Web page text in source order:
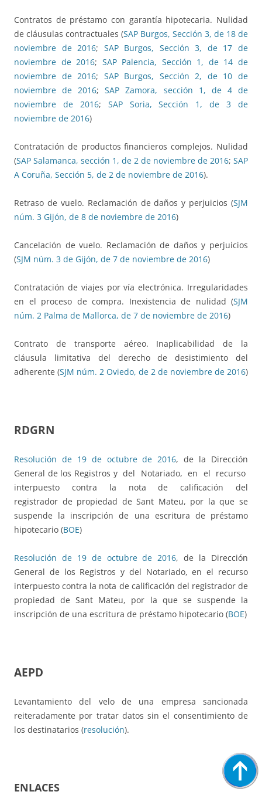
Contratos de préstamo con garantía hipotecaria. Nulidad
de cláusulas contractuales (SAP Burgos, Sección 3, de 18 de
noviembre de 2016; SAP Burgos, Sección 3, de 17 de
noviembre de 2016; SAP Palencia, Sección 1, de 14 de
noviembre de 2016; SAP Burgos, Sección 2, de 10 de
noviembre de 2016;SAP Zamora, sección 1, de 4 de
noviembre de 2016; SAP Soria, Sección 1, de 3 de
noviembre de 2016)
Contratación de productos financieros complejos. Nulidad
(SAP Salamanca, sección 1, de 2 de noviembre de 2016; SAP
A Coruña, Sección 5, de 2 de noviembre de 2016).
Retraso de vuelo. Reclamación de daños y perjuicios (SJM
núm. 3 Gijón, de 8 de noviembre de 2016)
Cancelación de vuelo. Reclamación de daños y perjuicios
(SJM núm. 3 de Gijón, de 7 de noviembre de 2016)
Contratación de viajes por vía electrónica. Irregularidades
en el proceso de compra. Inexistencia de nulidad (SJM
núm. 2 Palma de Mallorca, de 7 de noviembre de 2016)
Contrato de transporte aéreo. Inaplicabilidad de la
cláusula limitativa del derecho de desistimiento del
adherente (SJM núm. 2 Oviedo, de 2 de noviembre de 2016)
RDGRN
Resolución de 19 de octubre de 2016, de la Dirección
General de los Registros y del Notariado, en el recurso
interpuesto contra la nota de calificación del
registrador de propiedad de Sant Mateu, por la que se
suspende la inscripción de una escritura de préstamo
hipotecario (BOE)
Resolución de 19 de octubre de 2016, de la Dirección
General de los Registros y del Notariado, en el recurso
interpuesto contra la nota de calificación del registrador de
propiedad de Sant Mateu, por la que se suspende la
inscripción de una escritura de préstamo hipotecario (BOE)
AEPD
Levantamiento del velo de una empresa sancionada
reiteradamente por tratar datos sin el consentimiento de
los destinatarios (resolución).
ENLACES